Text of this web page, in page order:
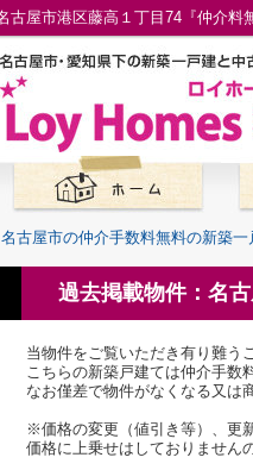
名古屋市の仲介手数料無料の新築一
過去掲載物件：名
当物件をご覧いただき有り難う
こちらの新築戸建ては仲介手数
なお僅差で物件がなくなる又は
※価格の変更（値引き等）、更
価格に上乗せはしておりません